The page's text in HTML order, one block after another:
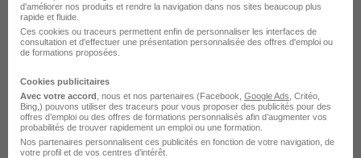
Avocat Junior en Droit des Sociétés -
Forvis Mazars Avocats - Strasbourg -
2026 H/F
d'améliorer nos produits et rendre la navigation dans nos sites beaucoup plus
rapide et fluide.
Ces cookies ou traceurs permettent enfin de personnaliser les interfaces de
consultation et d'effectuer une présentation personnalisée des offres d'emploi ou
de formations proposées.
Cookies publicitaires
Avec votre accord , nous et nos partenaires (Facebook, Google Ads , Critéo,
Bing,) pouvons utiliser des traceurs pour vous proposer des publicités pour des
offres d’emploi ou des offres de formations personnalisés afin d’augmenter vos
probabilités de trouver rapidement un emploi ou une formation.
Nos partenaires personnalisent ces publicités en fonction de votre navigation, de
votre profil et de vos centres d’intérêt.